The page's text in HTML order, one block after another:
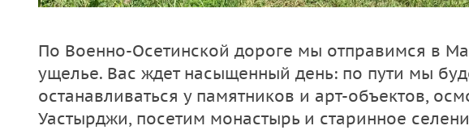
По Военно-Осетинской дороге мы отправимся в
ущелье. Вас ждет насыщенный день: по пути мы
останавливаться у памятников и арт-объектов,
Уастырджи, посетим монастырь и старинное